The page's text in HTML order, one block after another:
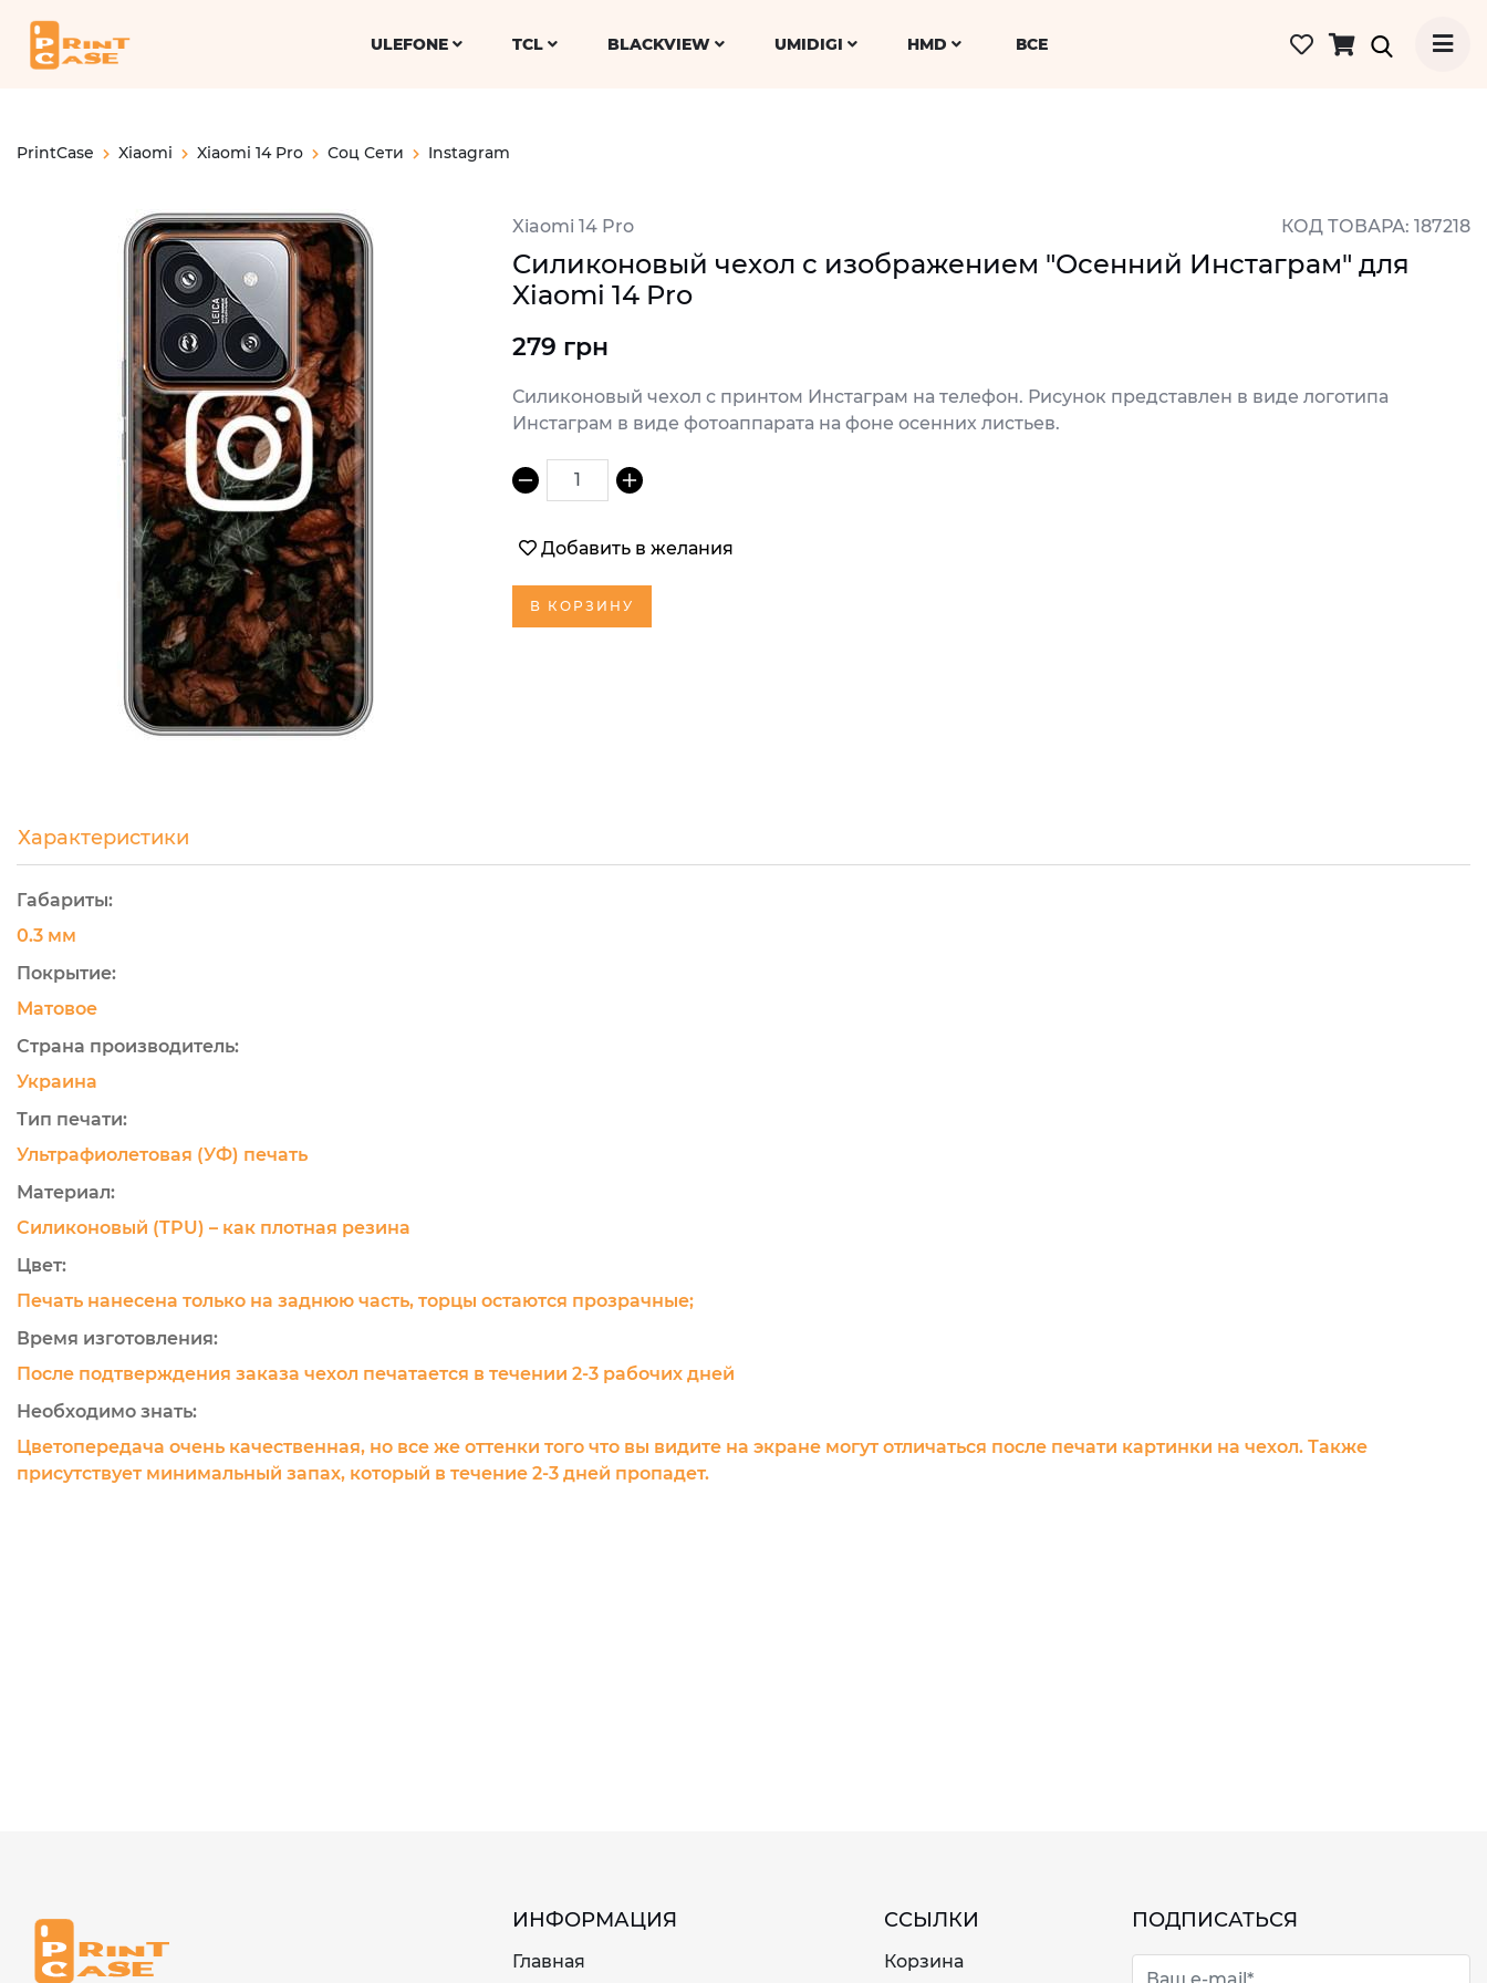
ULEFONE TCL BLACKVIEW UMIDIGI HMD ВСЕ
PrintCase Xiaomi Xiaomi 14 Pro Соц Сети Instagram
Xiaomi 14 Pro КОД ТОВАРА: 187218
Силиконовый чехол с изображением "Осенний Инстаграм" для
Xiaomi 14 Pro
279 грн
Силиконовый чехол с принтом Инстаграм на телефон. Рисунок представлен в виде логотипа
Инстаграм в виде фотоаппарата на фоне осенних листьев.
1
Добавить в желания
В КОРЗИНУ
Характеристики
Габариты:
0.3 мм
Покрытие:
Матовое
Страна производитель:
Украина
Тип печати:
Ультрафиолетовая (УФ) печать
Материал:
Силиконовый (TPU) – как плотная резина
Цвет:
Печать нанесена только на заднюю часть, торцы остаются прозрачные;
Время изготовления:
После подтверждения заказа чехол печатается в течении 2-3 рабочих дней
Необходимо знать:
Цветопередача очень качественная, но все же оттенки того что вы видите на экране могут отличаться после печати картинки на чехол. Также
присутствует минимальный запах, который в течение 2-3 дней пропадет.
ИНФОРМАЦИЯ
Главная
ССЫЛКИ
Корзина
ПОДПИСАТЬСЯ